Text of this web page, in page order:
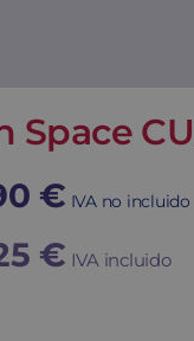
Space
€ IVA no incluido
€ IVA incluido